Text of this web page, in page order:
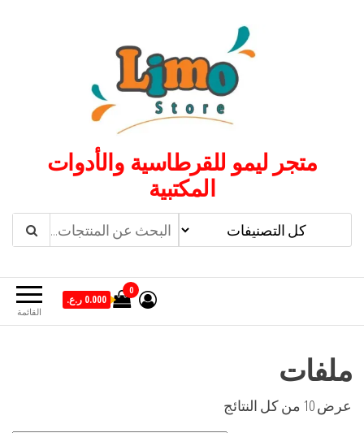
متجر ليمو للقرطاسية والأدوات
المكتبية
القائمة
0
0.000 ر.ع.
ملفات
عرض ⁦10⁩ من كل النتائج